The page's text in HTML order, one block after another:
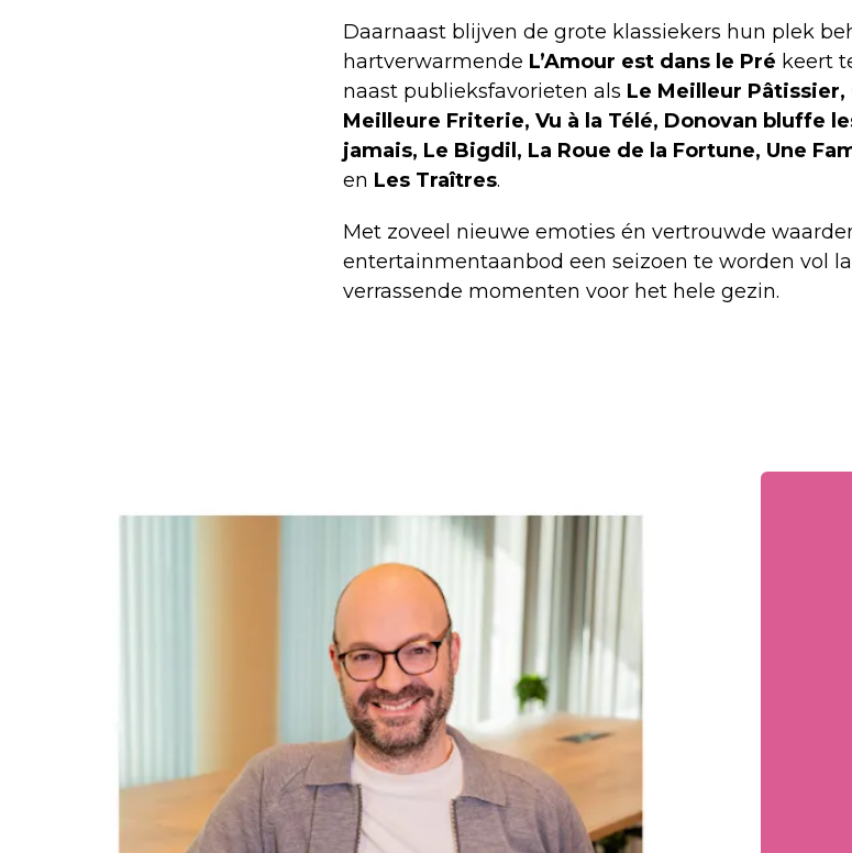
Daarnaast blijven de grote klassiekers hun plek
hartverwarmende L’Amour est dans le Pré keert
naast publieksfavorieten als Le Meilleur Pâtissier,
Meilleure Friterie, Vu à la Télé, Donovan bluffe
jamais, Le Bigdil, La Roue de la Fortune, Une
en Les Traîtres.
Met zoveel nieuwe emoties én vertrouwde
entertainmentaanbod een seizoen te worden vol
verrassende momenten voor het hele gezin.